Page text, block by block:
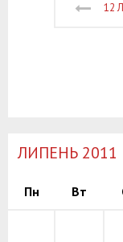
12
ЛИПЕНЬ 2011
Пн Вт